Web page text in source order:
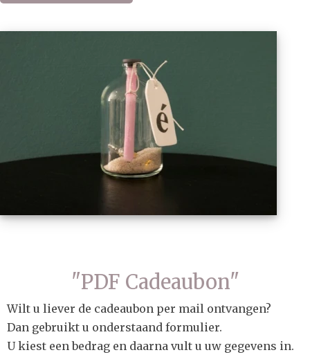
"PDF Cadeaubon"
Wilt u liever de cadeaubon per mail ontvangen?
Dan gebruikt u onderstaand formulier.
U kiest een bedrag en daarna vult u uw gegevens in.